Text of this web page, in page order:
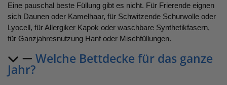
Eine pauschal beste Füllung gibt es nicht. Für Frierende eignen
sich Daunen oder Kamelhaar, für Schwitzende Schurwolle oder
Lyocell, für Allergiker Kapok oder waschbare Synthetikfasern,
für Ganzjahresnutzung Hanf oder Mischfüllungen.
Welche Bettdecke für das ganze
Jahr?